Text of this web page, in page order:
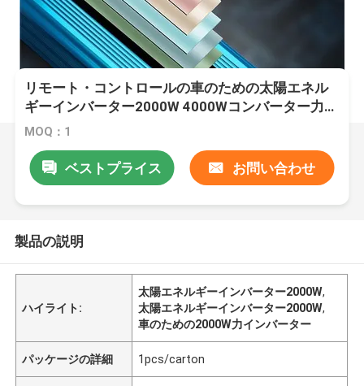
リモート・コントロールの車のための太陽エネル
ギーインバーター2000W 4000Wコンバーター力イ
ンバーター
MOQ：1
ベストプライス お問い合わせ
製品の説明
ハイライト:
太陽エネルギーインバーター2000W,
太陽エネルギーインバーター2000W,
車のための2000W力インバーター
パッケージの詳細 1pcs/carton